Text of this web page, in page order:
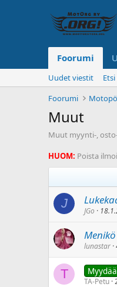
Foorumi
Uudet viestit
Foorumi
Muut
Muut myynti-,
HUOM: Poista
J
JGo
lunastar
T
TA-Petu